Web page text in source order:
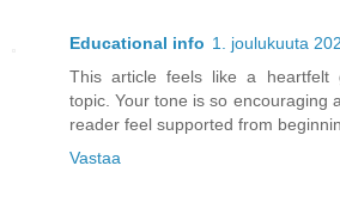
Educational info 1. joulukuuta
This article feels like a heartfelt
topic. Your tone is so encouraging
reader feel supported from
Vastaa